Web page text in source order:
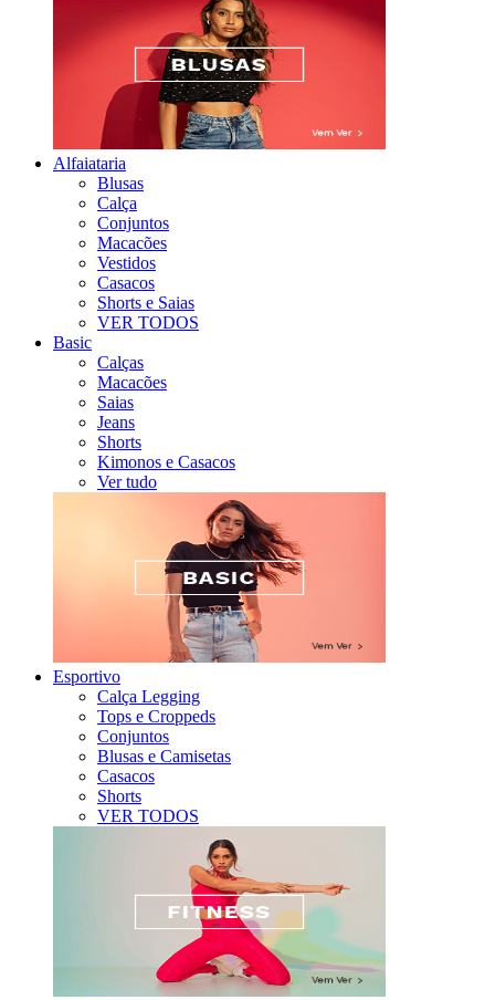
Alfaiataria
Blusas
Calça
Conjuntos
Macacões
Vestidos
Casacos
Shorts e Saias
VER TODOS
Basic
Calças
Macacões
Saias
Jeans
Shorts
Kimonos e Casacos
Ver tudo
Esportivo
Calça Legging
Tops e Croppeds
Conjuntos
Blusas e Camisetas
Casacos
Shorts
VER TODOS